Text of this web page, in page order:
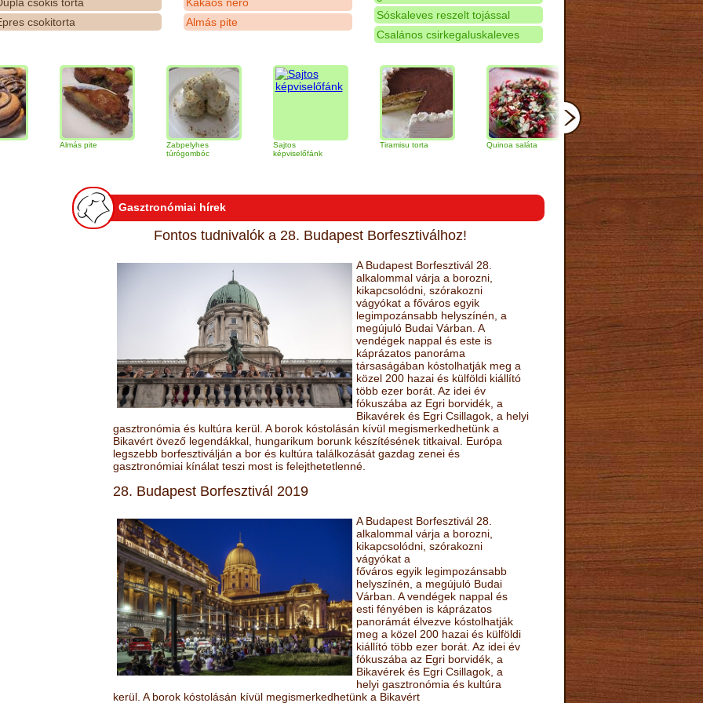
csokitorta
Almás pite
Sóskaleves reszelt tojással
Csalános csirkegaluskaleves
Almás pite
Zabpelyhes
túrógombóc
képviselőfánk
Tiramisu torta Quinoa saláta Mandulás kifli
Gasztronómiai hírek
Fontos tudnivalók a 28. Budapest Borfesztiválhoz!
A Budapest Borfesztivál 28.
alkalommal várja a borozni,
kikapcsolódni, szórakozni
vágyókat a főváros egyik
legimpozánsabb helyszínén, a
megújuló Budai Várban. A
vendégek nappal és este is
káprázatos panoráma
társaságában kóstolhatják meg a
közel 200 hazai és külföldi kiállító
több ezer borát. Az idei év
fókuszába az Egri borvidék, a
Bikavérek és Egri Csillagok, a helyi
gasztronómia és kultúra kerül. A borok kóstolásán kívül megismerkedhetünk a
Bikavért övező legendákkal, hungarikum borunk készítésének titkaival. Európa
legszebb borfesztiválján a bor és kultúra találkozását gazdag zenei és
gasztronómiai kínálat teszi most is felejthetetlenné.
28. Budapest Borfesztivál 2019
A Budapest Borfesztivál 28.
alkalommal várja a borozni,
kikapcsolódni, szórakozni
vágyókat a
főváros egyik legimpozánsabb
helyszínén, a megújuló Budai
Várban. A vendégek nappal és
esti fényében is káprázatos
panorámát élvezve kóstolhatják
meg a közel 200 hazai és külföldi
kiállító több ezer borát. Az idei év
fókuszába az Egri borvidék, a
Bikavérek és Egri Csillagok, a
helyi gasztronómia és kultúra
kerül. A borok kóstolásán kívül megismerkedhetünk a Bikavért